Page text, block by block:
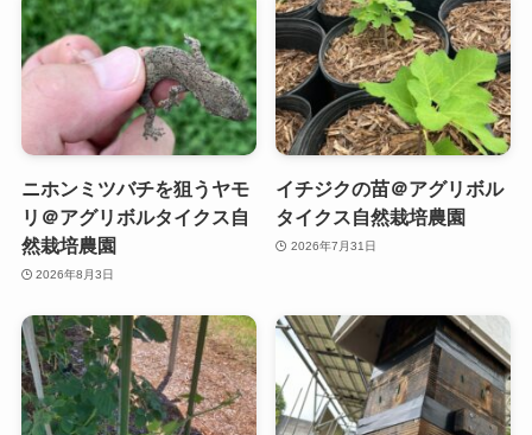
ニホンミツバチを狙うヤモ
リ＠アグリボルタイクス自
然栽培農園
2026年8月3日
イチジクの苗＠アグリボル
タイクス自然栽培農園
2026年7月31日